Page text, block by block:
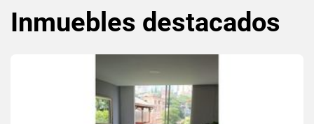
Inmuebles destacados